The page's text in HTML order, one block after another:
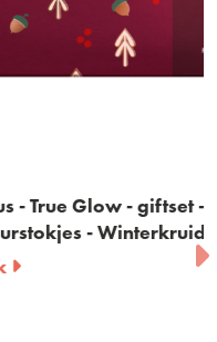
- geurkaars in glas
- bordeaux -